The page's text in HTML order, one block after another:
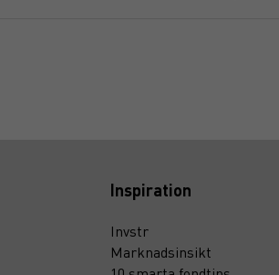
Inspiration
Invstr
Marknadsinsikt